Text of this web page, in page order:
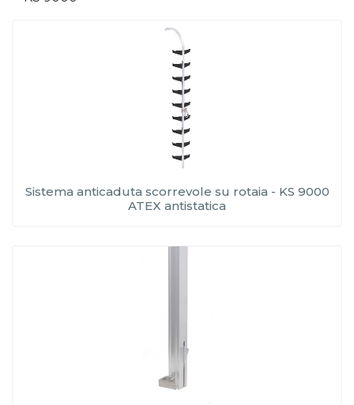
Sistema anticaduta scorrevole su rotaia - KS 9000
ATEX antistatica